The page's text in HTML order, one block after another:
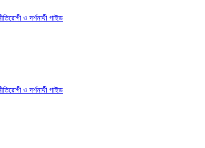
রোগী ও দর্শনার্থী গাইড
রোগী ও দর্শনার্থী গাইড